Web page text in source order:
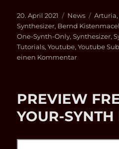
Veröffentlicht
am
20. April 2021 Kategorien
News Arturia
Synthesizer, Bernd
One-Synth-Only,Synthesizer,
Tutorials,Youtube,Youtube
einen Kommentarzu
–
POLYBRUTE
featured
PREVIEW
YOUR-